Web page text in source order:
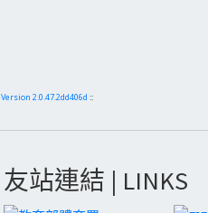
Version 2.0.47.2dd406d ::
友站連結 | LINKS